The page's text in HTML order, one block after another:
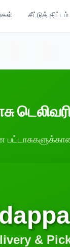
சீட்டுத் திட்டம்
&